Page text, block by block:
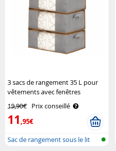
3 sacs de rangement 35 L pour
vêtements avec fenêtres
transparentes Infactory
19,90€ Prix conseillé
11,95€
Sac de rangement sous le lit